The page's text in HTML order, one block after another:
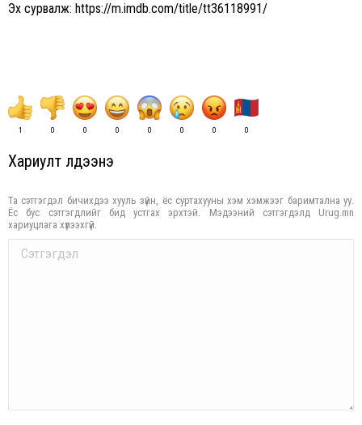
Эх сурвалж: https://m.imdb.com/title/tt36118991/
1 0 0 0 0 0 0 0
Хариулт үлдээнэ үү
Та сэтгэгдэл бичихдээ хууль зүйн, ёс суртахууны хэм хэмжээг баримтална уу.
Ёс бус сэтгэгдлийг бид устгах эрхтэй. Мэдээний сэтгэгдэлд Urug.mn
хариуцлага хүлээхгүй.
Comment